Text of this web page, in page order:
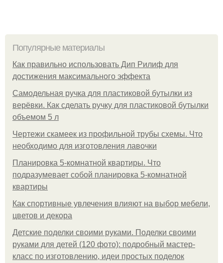
Популярные материалы
Как правильно использовать Дип Рилиф для
достижения максимального эффекта
Самодельная ручка для пластиковой бутылки из
верёвки. Как сделать ручку для пластиковой бутылки
объемом 5 л
Чертежи скамеек из профильной трубы схемы. Что
необходимо для изготовления лавочки
Планировка 5-комнатной квартиры. Что
подразумевает собой планировка 5-комнатной
квартиры
Как спортивные увлечения влияют на выбор мебели,
цветов и декора
Детские поделки своими руками. Поделки своими
руками для детей (120 фото): подробный мастер-
класс по изготовлению, идеи простых поделок